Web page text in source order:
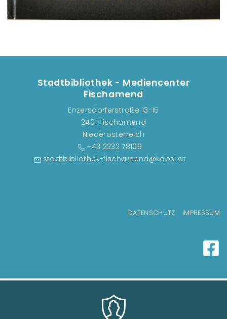
Stadtbibliothek - Mediencenter
Fischamend
Enzersdorferstraße 13-15
2401 Fischamend
Niederösterreich
+43 2232 78109
stadtbibliothek-fischamend@kabsi.at
DATENSCHUTZ IMPRESSUM